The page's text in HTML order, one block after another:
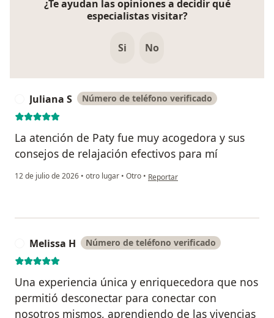
¿Te ayudan las opiniones a decidir qué
especialistas visitar?
Si No
Juliana S Número de teléfono verificado
La atención de Paty fue muy acogedora y sus
consejos de relajación efectivos para mí
12 de julio de 2026 • otro lugar • Otro • en opinión del usuario Juliana S
Reportar
Melissa H Número de teléfono verificado
Una experiencia única y enriquecedora que nos
permitió desconectar para conectar con
nosotros mismos, aprendiendo de las vivencias